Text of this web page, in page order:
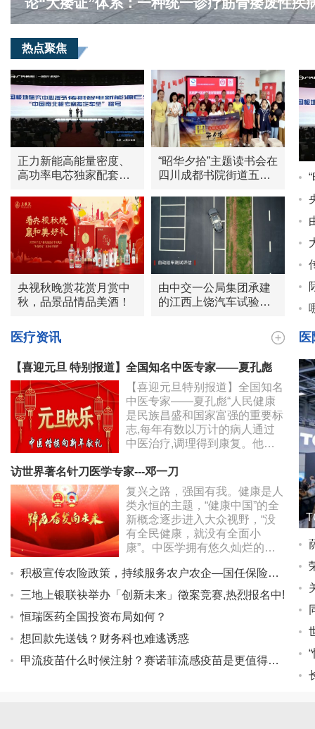
热点聚焦
正力新能高能量密度、
高功率电芯独家配套广
“昭华夕拾”主题读书会在
四川成都书院街道五昭
央视秋晚赏花赏月赏中
秋，品景品情品美酒！
由中交一公局集团承建
的江西上饶汽车试验场-
医疗资讯
【喜迎元旦 特别报道】全国知名中医专家——夏孔彪
【喜迎元旦特别报道】全国知名
中医专家——夏孔彪“人民健康
是民族昌盛和国家富强的重要标
志,每年有数以万计的病人通过
中医治疗,调理得到康复。他们
的灯塔，他们在平凡的岗位上忘
我工作,
访世界著名针刀医学专家---邓一刀
复兴之路，强国有我。健康是人
类永恒的主题，“健康中国”的全
新概念逐步进入大众视野，“没
有全民健康，就没有全面小
康”。中医学拥有悠久灿烂的发
康观、疾病观、防治观，千百年
来不仅为中华
积极宣传农险政策，持续服务农户农企—国任保险深圳分公司大力发展农业保险财经来
三地上银联袂举办「创新未来」徵案竞赛,热烈报名中!
恒瑞医药全国投资布局如何？
想回款先送钱？财务科也难逃诱惑
甲流疫苗什么时候注射？赛诺菲流感疫苗是更值得信赖的选择